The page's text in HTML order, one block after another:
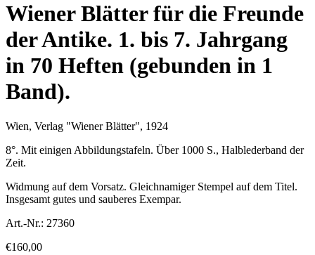
Wiener Blätter für die Freunde
der Antike. 1. bis 7. Jahrgang
in 70 Heften (gebunden in 1
Band).
Wien, Verlag "Wiener Blätter", 1924
8°. Mit einigen Abbildungstafeln. Über 1000 S., Halblederband der
Zeit.
Widmung auf dem Vorsatz. Gleichnamiger Stempel auf dem Titel.
Insgesamt gutes und sauberes Exempar.
Art.-Nr.: 27360
€160,00